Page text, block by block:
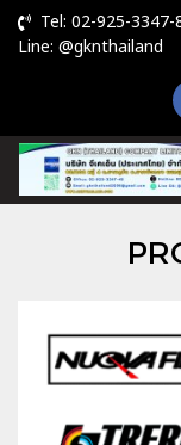
Tel: 02-925-3347-
Line: @gknthailand